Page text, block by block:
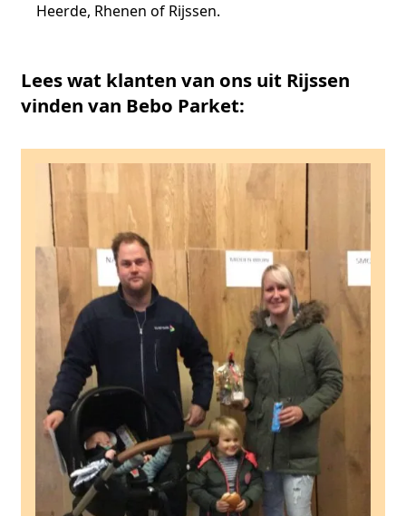
Heerde, Rhenen of Rijssen.
Lees wat klanten van ons uit Rijssen
vinden van Bebo Parket: